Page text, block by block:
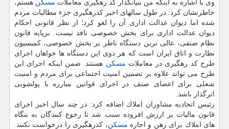
وی با اشاره به اینكه من بنیانگذار كد رهگیری معاملات مسكن هستم،
خاطرنشان كرد: در طول سالهای اخیر كدرهگیری جزء مطالبات مردم
شده اما دیوان عدالت اداری آن را لغو كرد؛ از نظر قانونی احكام
دیوان عدالت اداری برای بخش خصوصی نافذ نیست. برپایه قانون
نظام صنفی، عالی ترین دستگاه ناظر بر بخش خصوصی، كمیسیون
نظارت و اتاق ایران است كه هر دوی این دستگاه ها خواهان اجرای
طرح كد رهگیری در معاملات مسكن هستند. ضمن اینكه اجرای این
طرح می تواند علاوه بر تضمین امنیت اجتماعی برای مردم و امنیت
شغلی برای اعضای صنف در اجرای قوانین مبارزه با پولشویی
اثرگذار باشد.
رئیس اتحادیه مشاوران املاك اضافه كرد: در چند سال اخیر اجرای
قانون مالیات بر ارزش افزوده سبب شد تا رجوع كنندگان به بنگاه
های املاك برای رهن و اجاره مسكن، كدرهگیری را درخواست نكنند.